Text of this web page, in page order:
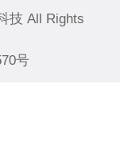
技 All Rights
号